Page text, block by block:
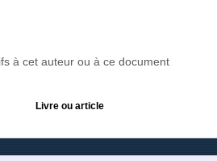
à cet auteur ou à ce document
Livre ou article